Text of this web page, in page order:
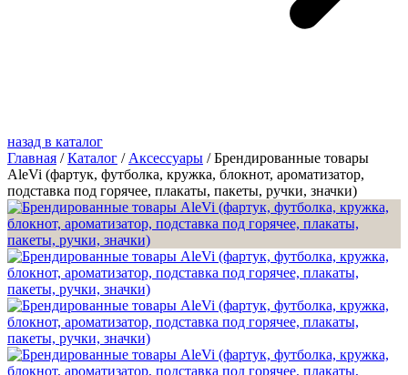
назад в каталог
Главная /Каталог / Аксессуары /Брендированные товары
AleVi (фартук, футболка, кружка, блокнот, ароматизатор,
подставка под горячее, плакаты, пакеты, ручки, значки)